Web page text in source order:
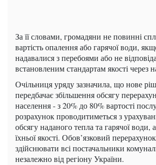
За її словами, громадяни не повинні
вартість опалення або гарячої води,
надавалися з перебоями або не
встановленим стандартам якості через
Очільниця уряду зазначила, що нове
передбачає збільшення обсягу
населення - з 20% до 80% вартості
розрахунок проводитиметься з
обсягу наданого тепла та гарячої води,
їхньої якості. Обов’язковий
здійснювати всі постачальники
незалежно від регіону України.